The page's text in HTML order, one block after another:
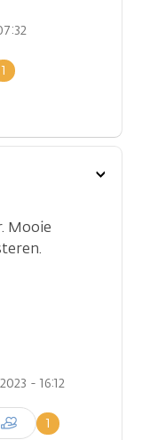
1
Mooie
- 16:12
1
te
Toon